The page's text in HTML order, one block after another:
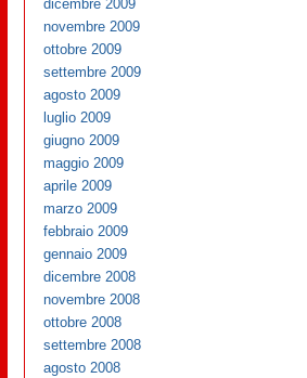
dicembre 2009
novembre 2009
ottobre 2009
settembre 2009
agosto 2009
luglio 2009
giugno 2009
maggio 2009
aprile 2009
marzo 2009
febbraio 2009
gennaio 2009
dicembre 2008
novembre 2008
ottobre 2008
settembre 2008
agosto 2008